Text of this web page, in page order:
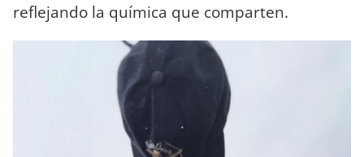
reflejando la química que comparten.